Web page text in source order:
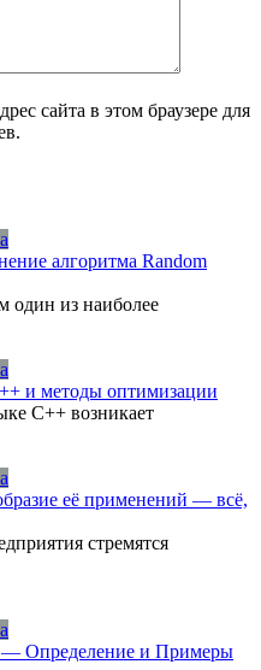
сайта в этом браузере для
алгоритма Random
один из наиболее
и методы оптимизации
C++ возникает
её применений — всё,
стремятся
— Определение и Примеры